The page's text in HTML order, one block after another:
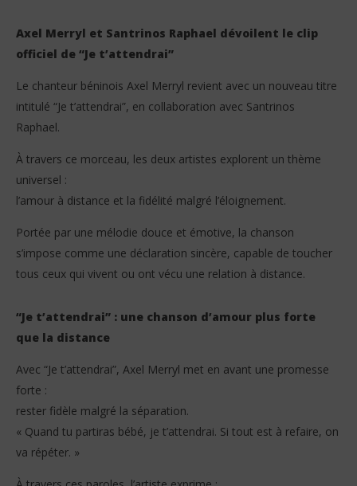
NOW VIEWING
(Clip Officiel)
19
avril
2026
Axel Merryl et Santrinos Raphael dévoilent le clip
officiel de “Je t’attendrai”
Le chanteur béninois Axel Merryl revient avec un nouveau titre
intitulé “Je t’attendrai”, en collaboration avec Santrinos
Raphael.
À travers ce morceau, les deux artistes explorent un thème
universel :
l’amour à distance et la fidélité malgré l’éloignement.
Portée par une mélodie douce et émotive, la chanson
s’impose comme une déclaration sincère, capable de toucher
tous ceux qui vivent ou ont vécu une relation à distance.
“Je t’attendrai” : une chanson d’amour plus forte
que la distance
Avec “Je t’attendrai”, Axel Merryl met en avant une promesse
forte :
rester fidèle malgré la séparation.
« Quand tu partiras bébé, je t’attendrai. Si tout est à refaire, on
va répéter. »